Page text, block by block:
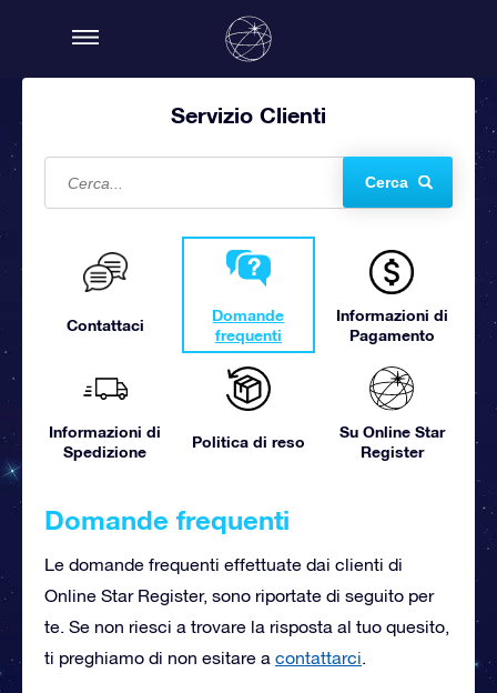
Servizio Clienti
Cerca
Contattaci
Domande
frequenti
Informazioni di
Pagamento
Informazioni di
Spedizione
Politica di reso
Su Online Star
Register
Domande frequenti
Le domande frequenti effettuate dai clienti di
Online Star Register, sono riportate di seguito per
te. Se non riesci a trovare la risposta al tuo quesito,
ti preghiamo di non esitare a contattarci.